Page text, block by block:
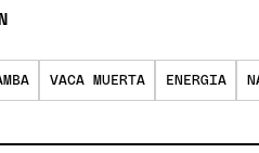
VACA MUERTA ENERGIA